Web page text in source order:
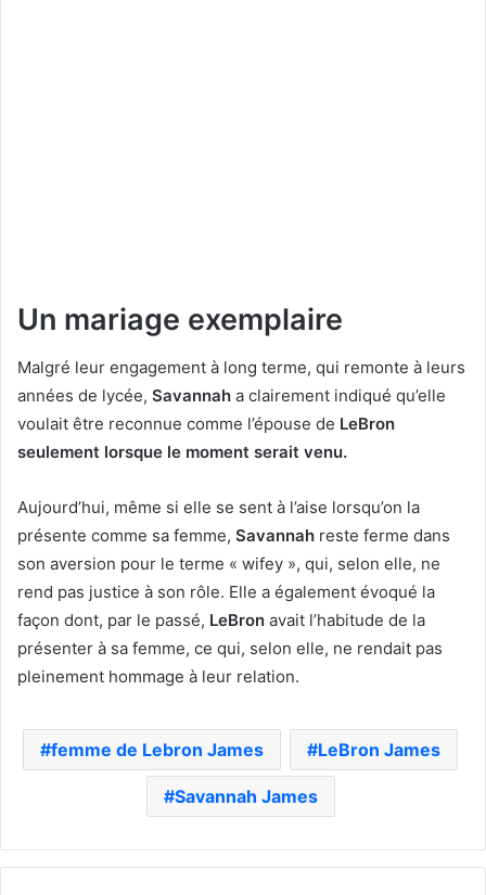
Un mariage exemplaire
Malgré leur engagement à long terme, qui remonte à leurs
années de lycée, Savannah a clairement indiqué qu’elle
voulait être reconnue comme l’épouse de LeBron
seulement lorsque le moment serait venu.
Aujourd’hui, même si elle se sent à l’aise lorsqu’on la
présente comme sa femme, Savannah reste ferme dans
son aversion pour le terme « wifey », qui, selon elle, ne
rend pas justice à son rôle. Elle a également évoqué la
façon dont, par le passé, LeBron avait l’habitude de la
présenter à sa femme, ce qui, selon elle, ne rendait pas
pleinement hommage à leur relation.
femme de Lebron James LeBron James
Savannah James